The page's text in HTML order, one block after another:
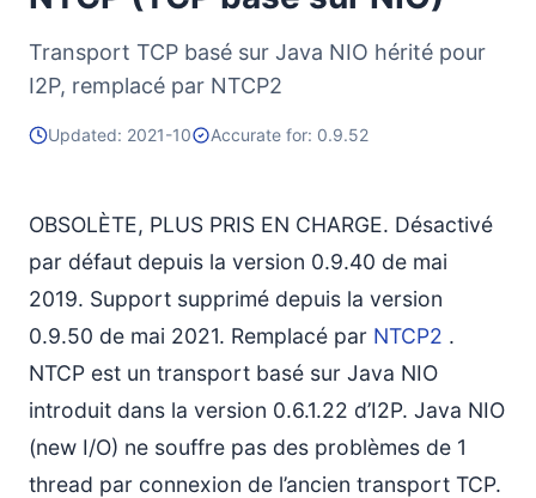
Transport TCP basé sur Java NIO hérité pour
I2P, remplacé par NTCP2
Updated: 2021-10 Accurate for: 0.9.52
OBSOLÈTE, PLUS PRIS EN CHARGE. Désactivé
par défaut depuis la version 0.9.40 de mai
2019. Support supprimé depuis la version
0.9.50 de mai 2021. Remplacé par NTCP2 .
NTCP est un transport basé sur Java NIO
introduit dans la version 0.6.1.22 d’I2P. Java NIO
(new I/O) ne souffre pas des problèmes de 1
thread par connexion de l’ancien transport TCP.